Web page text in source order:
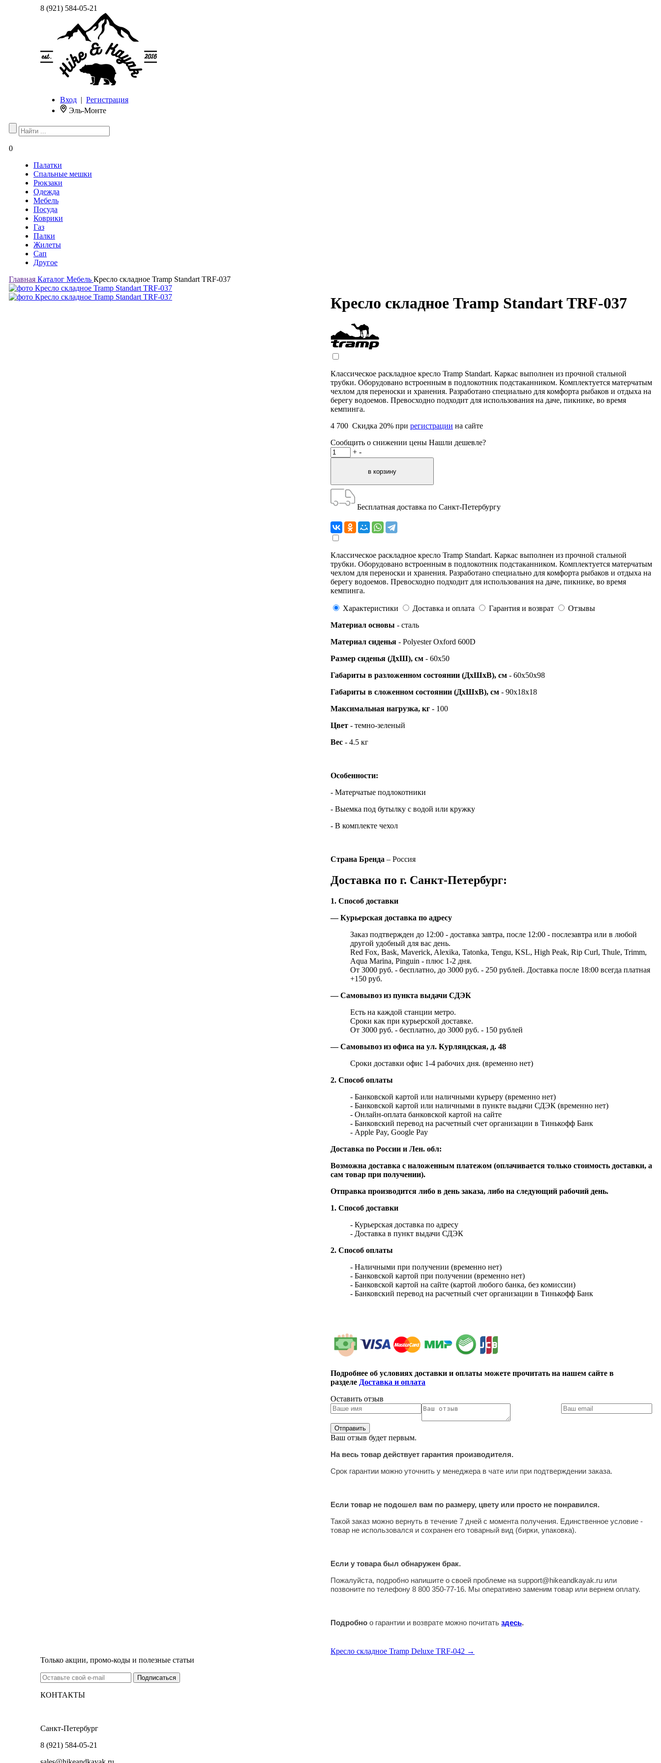
8 (921) 584-05-21
Вход | Регистрация
Эль-Монте
0
Палатки
Спальные мешки
Рюкзаки
Одежда
Мебель
Посуда
Коврики
Газ
Палки
Жилеты
Сап
Другое
Главная Каталог Мебель Кресло складное Tramp Standart TRF-037
Кресло складное Tramp Standart TRF-037
Классическое раскладное кресло Tramp Standart. Каркас выполнен из прочной стальной
трубки. Оборудовано встроенным в подлокотник подстаканником. Комплектуется матерчатым
чехлом для переноски и хранения. Разработано специально для комфорта рыбаков и отдыха на
берегу водоемов. Превосходно подходит для использования на даче, пикнике, во время
кемпинга.
4 700 Скидка 20% при регистрации на сайте
Сообщить о снижении цены Нашли дешевле?
+ -
Бесплатная доставка по Санкт-Петербургу
Классическое раскладное кресло Tramp Standart. Каркас выполнен из прочной стальной
трубки. Оборудовано встроенным в подлокотник подстаканником. Комплектуется матерчатым
чехлом для переноски и хранения. Разработано специально для комфорта рыбаков и отдыха на
берегу водоемов. Превосходно подходит для использования на даче, пикнике, во время
кемпинга.
Характеристики Доставка и оплата Гарантия и возврат
Отзывы
Материал основы - сталь
Материал сиденья - Polyester Oxford 600D
Размер сиденья (ДхШ), см - 60х50
Габариты в разложенном состоянии (ДхШхВ), см - 60x50x98
Габариты в сложенном состоянии (ДхШхВ), см - 90х18х18
Максимальная нагрузка, кг - 100
Цвет - темно-зеленый
Вес - 4.5 кг
Особенности:
- Матерчатые подлокотники
- Выемка под бутылку с водой или кружку
- В комплекте чехол
Страна Бренда – Россия
Доставка по г. Санкт-Петербург:
1. Способ доставки
— Курьерская доставка по адресу
Заказ подтвержден до 12:00 - доставка завтра, после 12:00 - послезавтра или в любой
другой удобный для вас день.
Red Fox, Bask, Maverick, Alexika, Tatonka, Tengu, KSL, High Peak, Rip Curl, Thule, Trimm,
Aqua Marina, Pinguin - плюс 1-2 дня.
От 3000 руб. - бесплатно, до 3000 руб. - 250 рублей. Доставка после 18:00 всегда платная
+150 руб.
— Самовывоз из пункта выдачи СДЭК
Есть на каждой станции метро.
Сроки как при курьерской доставке.
От 3000 руб. - бесплатно, до 3000 руб. - 150 рублей
— Самовывоз из офиса на ул. Курляндская, д. 48
Сроки доставки офис 1-4 рабочих дня. (временно нет)
2. Способ оплаты
- Банковской картой или наличными курьеру (временно нет)
- Банковской картой или наличными в пункте выдачи СДЭК (временно нет)
- Онлайн-оплата банковской картой на сайте
- Банковский перевод на расчетный счет организации в Тинькофф Банк
- Apple Pay, Google Pay
Доставка по России и Лен. обл:
Возможна доставка с наложенным платежом (оплачивается только стоимость доставки, а
сам товар при получении).
Отправка производится либо в день заказа, либо на следующий рабочий день.
1. Способ доставки
- Курьерская доставка по адресу
- Доставка в пункт выдачи СДЭК
2. Способ оплаты
- Наличными при получении (временно нет)
- Банковской картой при получении (временно нет)
- Банковской картой на сайте (картой любого банка, без комиссии)
- Банковский перевод на расчетный счет организации в Тинькофф Банк
Подробнее об условиях доставки и оплаты можете прочитать на нашем сайте в
разделе Доставка и оплата
Оставить отзыв
Ваш отзыв будет первым.
На весь товар действует гарантия производителя.
Срок гарантии можно уточнить у менеджера в чате или при подтверждении заказа.
Если товар не подошел вам по размеру, цвету или просто не понравился.
Такой заказ можно вернуть в течение 7 дней с момента получения. Единственное условие -
товар не использовался и сохранен его товарный вид (бирки, упаковка).
Если у товара был обнаружен брак.
Пожалуйста, подробно напишите о своей проблеме на support@hikeandkayak.ru или
позвоните по телефону 8 800 350-77-16. Мы оперативно заменим товар или вернем оплату.
Подробно о гарантии и возврате можно почитать здесь.
Кресло складное Tramp Deluxe TRF-042 →
Только акции, промо-коды и полезные статьи
КОНТАКТЫ
Санкт-Петербург
8 (921) 584-05-21